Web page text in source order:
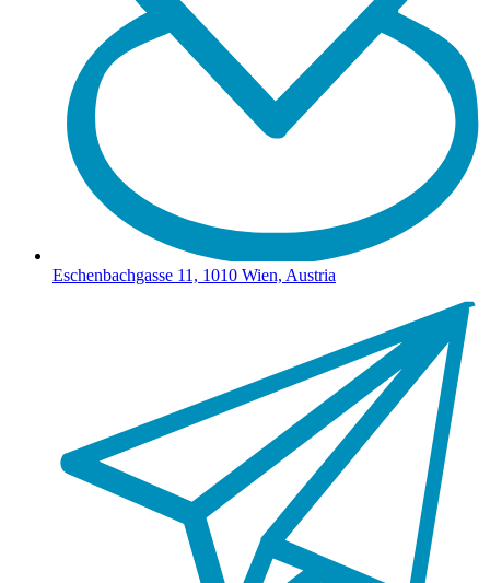
Eschenbachgasse 11, 1010 Wien, Austria